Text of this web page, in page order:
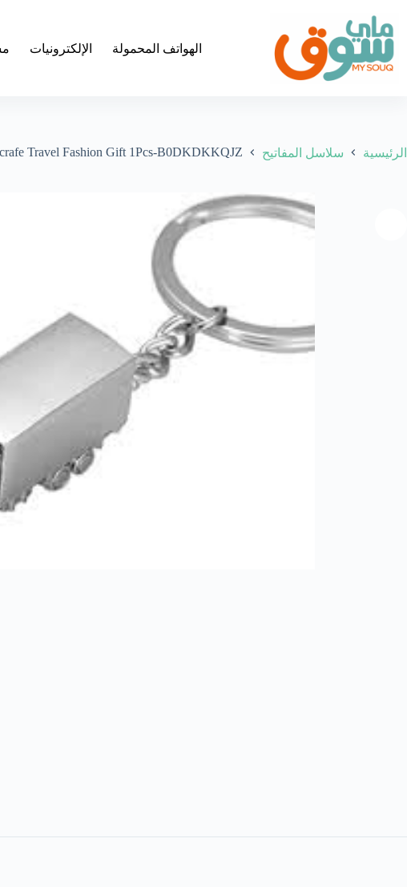
إلى
المحتوى
الهواتف المحمولة الإلكترونيات
الرئيسية سلاسل المفاتيح Travel Fashion Gift 1Pcs-B0DKDKKQJZ